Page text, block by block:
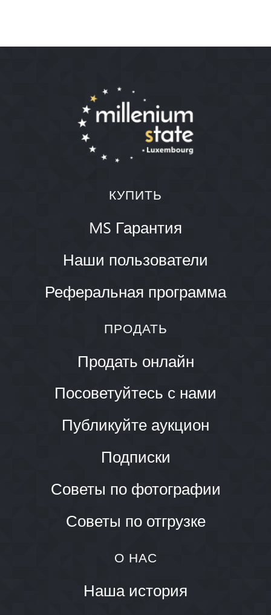
КУПИТЬ
MS Гарантия
Наши пользователи
Реферальная программа
ПРОДАТЬ
Продать онлайн
Посоветуйтесь с нами
Публикуйте аукцион
Подписки
Советы по фотографии
Советы по отгрузке
О НАС
Наша история